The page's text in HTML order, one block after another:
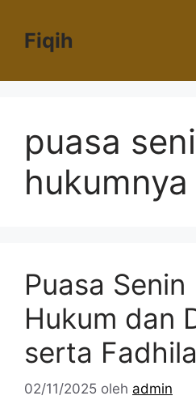
Fiqih
puasa
hukumnya
Puasa Senin
Hukum dan
serta
02/11/2025 oleh admin